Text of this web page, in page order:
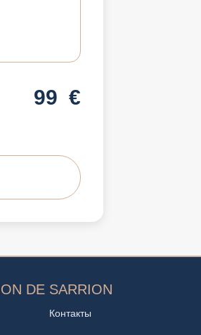
99 €
DE SARRION
Контакты